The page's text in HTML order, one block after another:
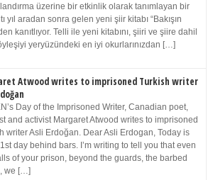
üzerine bir etkinlik olarak tanımlayan bir
yıl aradan sonra gelen yeni şiir kitabı “Bakışın
kanıtlıyor. Telli ile yeni kitabını, şiiri ve şiire dahil
yeryüzündeki en iyi okurlarınızdan […]
Atwood writes to imprisoned Turkish writer
Day of the Imprisoned Writer, Canadian poet,
and activist Margaret Atwood writes to imprisoned
writer Asli Erdoğan. Dear Asli Erdogan, Today is
day behind bars. I’m writing to tell you that even
of your prison, beyond the guards, the barbed
we […]